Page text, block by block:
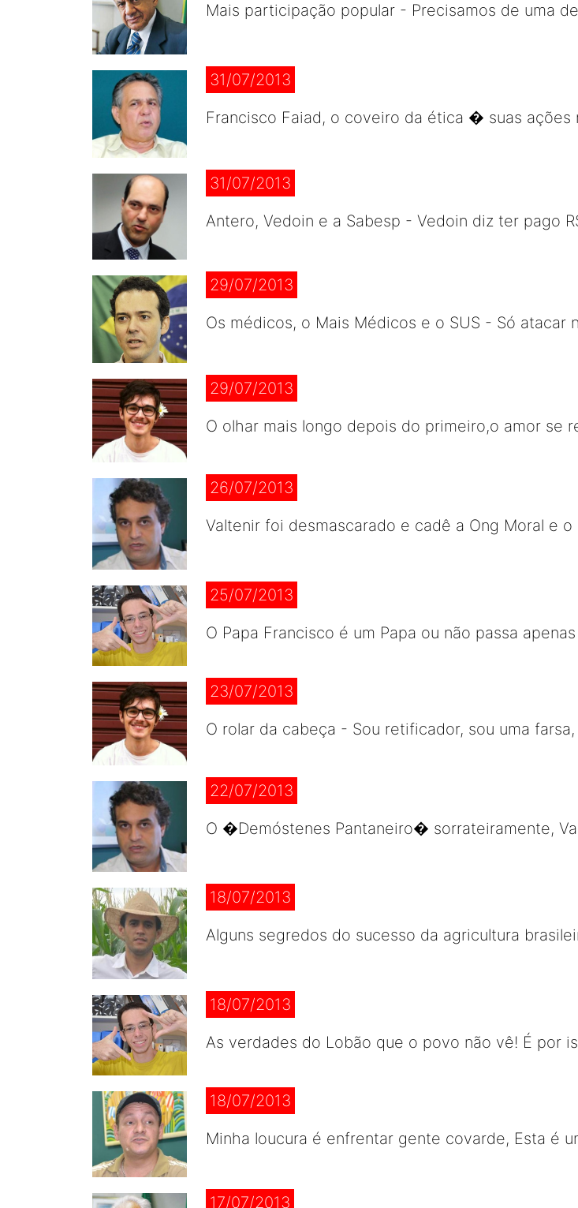
Mais participação popular - Precisamos de uma
31/07/2013
Francisco Faiad, o coveiro da ética � suas ações
31/07/2013
Antero, Vedoin e a Sabesp - Vedoin diz ter pago
29/07/2013
Os médicos, o Mais Médicos e o SUS - Só atacar
29/07/2013
O olhar mais longo depois do primeiro,o amor se
26/07/2013
Valtenir foi desmascarado e cadê a Ong Moral e
25/07/2013
O Papa Francisco é um Papa ou não passa
23/07/2013
O rolar da cabeça - Sou retificador, sou uma
22/07/2013
O �Demóstenes Pantaneiro� sorrateiramente,
18/07/2013
Alguns segredos do sucesso da agricultura
18/07/2013
As verdades do Lobão que o povo não vê! É por
18/07/2013
Minha loucura é enfrentar gente covarde, Esta é
17/07/2013